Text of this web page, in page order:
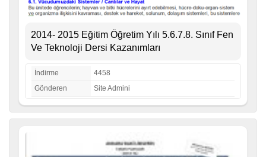
2014- 2015 Eğitim Öğretim Yılı 5.6.7.8. Sınıf Fen
Ve Teknoloji Dersi Kazanımları
İndirme
4458
Gönderen
Site Admini